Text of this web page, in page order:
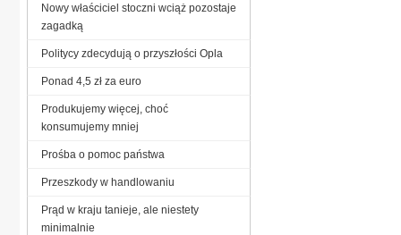
Nowy właściciel stoczni wciąż pozostaje
zagadką
Politycy zdecydują o przyszłości Opla
Ponad 4,5 zł za euro
Produkujemy więcej, choć
konsumujemy mniej
Prośba o pomoc państwa
Przeszkody w handlowaniu
Prąd w kraju tanieje, ale niestety
minimalnie